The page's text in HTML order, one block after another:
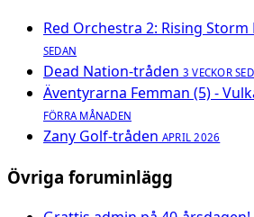
Red Orchestra 2: Rising
SEDAN
Dead Nation-tråden 3 VECKOR
Äventyrarna Femman (5) -
FÖRRA MÅNADEN
Zany Golf-tråden APRIL 2026
Övriga foruminlägg